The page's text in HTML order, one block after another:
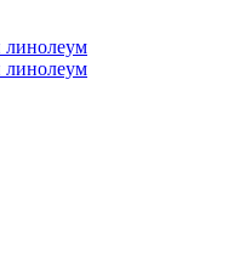
линолеум
линолеум